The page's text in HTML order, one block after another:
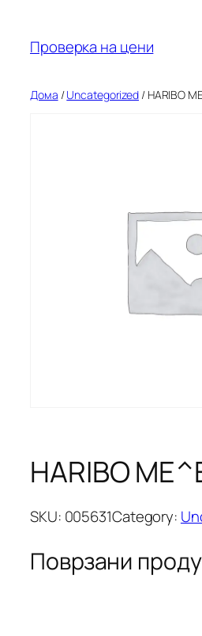
содржината
Проверка на цени
Дома /Uncategorized / HARIBO
HARIBO
SKU: 005631Category:
Поврзани